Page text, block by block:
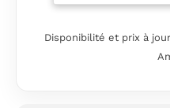
Disponibilité et prix à